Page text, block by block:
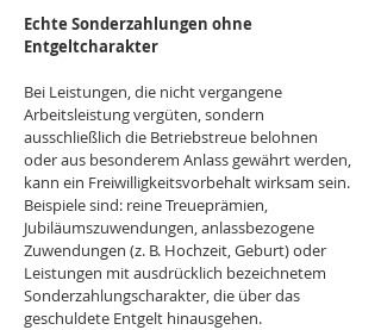
Echte Sonderzahlungen ohne
Entgeltcharakter
Bei Leistungen, die nicht vergangene
Arbeitsleistung vergüten, sondern
ausschließlich die Betriebstreue belohnen
oder aus besonderem Anlass gewährt werden,
kann ein Freiwilligkeitsvorbehalt wirksam sein.
Beispiele sind: reine Treueprämien,
Jubiläumszuwendungen, anlassbezogene
Zuwendungen (z. B. Hochzeit, Geburt) oder
Leistungen mit ausdrücklich bezeichnetem
Sonderzahlungscharakter, die über das
geschuldete Entgelt hinausgehen.